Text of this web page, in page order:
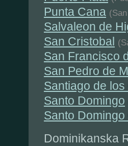
Punta Cana
Salvaleon de
San Cristobal
San Francisco
San Pedro de
Santiago de
Santo Domingo
Santo Domingo
Dominikanska